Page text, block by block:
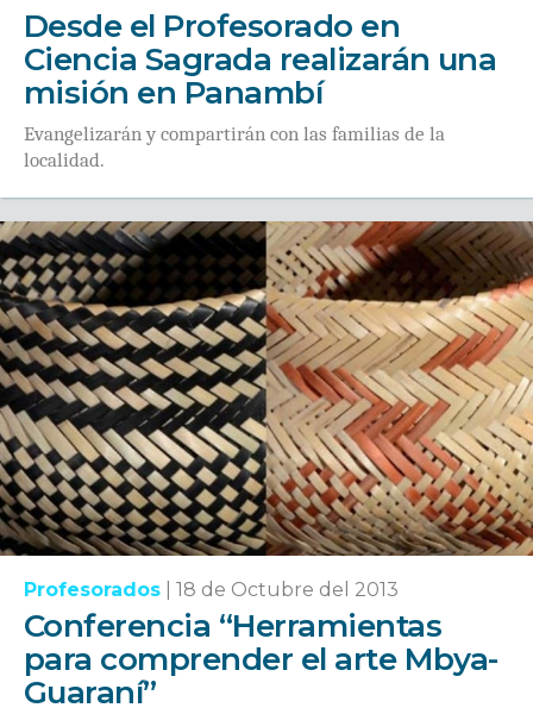
Desde el Profesorado en
Ciencia Sagrada realizarán una
misión en Panambí
Evangelizarán y compartirán con las familias de la
localidad.
Profesorados 18 de Octubre del 2013
Conferencia “Herramientas
para comprender el arte Mbya-
Guaraní”